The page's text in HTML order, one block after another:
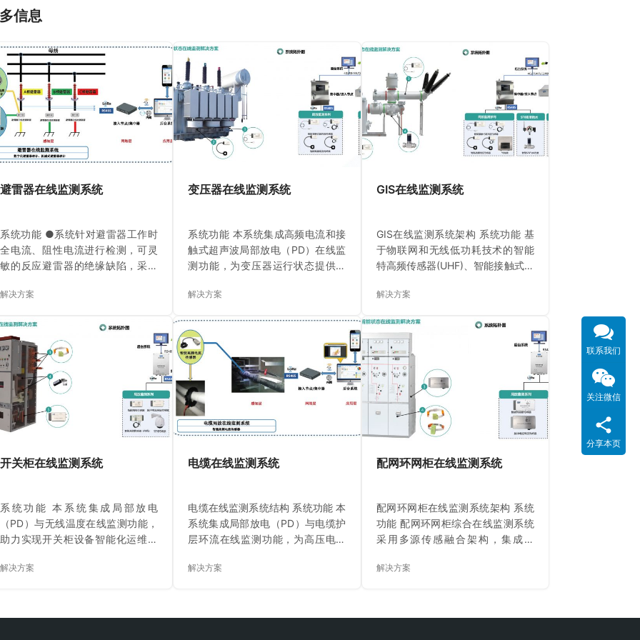
信息
避雷器在线监测系统
系统功能 ●系统针对避雷器工作时
全电流、阻性电流进行检测，可灵
敏的反应避雷器的绝缘缺陷，采用
测仪实现对避雷器全电流、阻性电
线LoRa/ 4G/ RS485等通讯方式把
监测数据发送至接入节点，将数据
进行处理后通过无线或有线方式上
传到智能诊断系统，实现对避雷器
运行状态的监测及诊断。 ●根据不
同的应用场景，如变电站、输电线
路、开关柜等，会适配相应类型的
避雷器在线监测装置（不同场景应
监测 系统特点 1…
解决方案
变压器在线监测系统
系统功能 本系统集成高频电流和接
触式超声波局部放电（PD）在线监
测功能，为变压器运行状态提供智
测采用智能高频电流传感器
器（AE）双模协同检测：HFCT基
于宽频带（1MHz-30MHz）精准捕
捉绕组及套管的高频放电脉冲，结
合AI算法识别电晕放电、悬浮放电
等典型缺陷；超声波传感器通过高
灵敏度声波信号（20kHz-
200kHz）定位变压器内部机械振动
或局部放电点，有效区分内部放电
合分析，提供放电量趋势预警、
解决方案
GIS在线监测系统
GIS在线监测系统架构 系统功能 基
于物联网和无线低功耗技术的智能
特高频传感器(UHF)、智能接触式超
行状态，智能SF6气体密度表计对
其密度值超标后进行报警或闭锁，
并通过物联网组网完成数据汇集与
传输。系统采用接入节点获取智能
传感器监测数据，感知数据覆，现
场监测数据经接入节点汇集后通过
4G公网或有线以太网上传至服务器
后台，便于运维人员及时了解GIS设
备的绝缘情况。 主要监测设备
表计和三通阀…
解决方案
开关柜在线监测系统
系统功能 本系统集成局部放电
（PD）与无线温度在线监测功能，
助力实现开关柜设备智能化运维。
器（融合超声波、地电波等技
感器（300MHz-3GHz频段）抗干
解决方案
电缆在线监测系统
电缆在线监测系统结构 系统功能 本
系统集成局部放电（PD）与电缆护
层环流在线监测功能，为高压电缆
放监测采用智能高频电流传感器
体及接头的高频放电信号，结合AI
解决方案
配网环网柜在线监测系统
配网环网柜在线监测系统架构 系统
功能 配网环网柜综合在线监测系统
采用多源传感融合架构，集成局
测模块：通过特高频传感器与脉冲
线温度传感器基于感应取电技术，
解决方案
联系我们
关注微信
分享本页